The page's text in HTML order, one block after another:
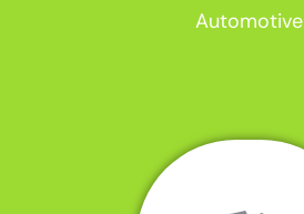
Automotive